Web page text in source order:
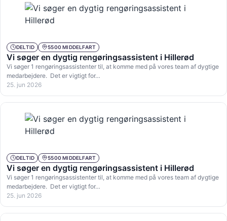
DELTID 5500 MIDDELFART
Vi søger en dygtig rengøringsassistent i Hillerød
Vi søger 1 rengøringsassistenter til, at komme med på vores team af dygtige
medarbejdere. Det er vigtigt for…
25. jun 2026
DELTID 5500 MIDDELFART
Vi søger en dygtig rengøringsassistent i Hillerød
Vi søger 1 rengøringsassistenter til, at komme med på vores team af dygtige
medarbejdere. Det er vigtigt for…
25. jun 2026